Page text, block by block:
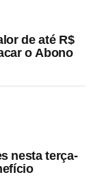
de até R$
o Abono
nesta terça-